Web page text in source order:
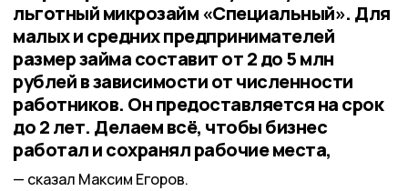
льготный микрозайм «Специальный». Для
малых и средних предпринимателей
размер займа составит от 2 до 5 млн
рублей в зависимости от численности
работников. Он предоставляется на срок
до 2 лет. Делаем всё, чтобы бизнес
работал и сохранял рабочие места,
сказал Максим Егоров.